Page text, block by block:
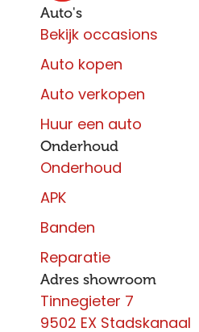
Auto's
Bekijk occasions
Auto kopen
Auto verkopen
Huur een auto
Onderhoud
Onderhoud
APK
Banden
Reparatie
Adres showroom
Tinnegieter 7
9502 EX Stadskanaal